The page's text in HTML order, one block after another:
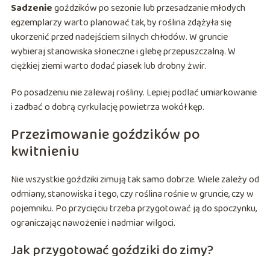
Sadzeniegoździków po sezonie lub przesadzanie młodych
egzemplarzy warto planować tak, by roślina zdążyła się
ukorzenić przed nadejściem silnych chłodów. W gruncie
wybieraj stanowiska słoneczne i glebę przepuszczalną. W
ciężkiej ziemi warto dodać piasek lub drobny żwir.
Po posadzeniu nie zalewaj rośliny. Lepiej podlać umiarkowanie
i zadbać o dobrą cyrkulację powietrza wokół kęp.
Przezimowanie goździków po
kwitnieniu
Nie wszystkie goździki zimują tak samo dobrze. Wiele zależy od
odmiany, stanowiska i tego, czy roślina rośnie w gruncie, czy w
pojemniku. Po przycięciu trzeba przygotować ją do spoczynku,
ograniczając nawożenie i nadmiar wilgoci.
Jak przygotować goździki do zimy?